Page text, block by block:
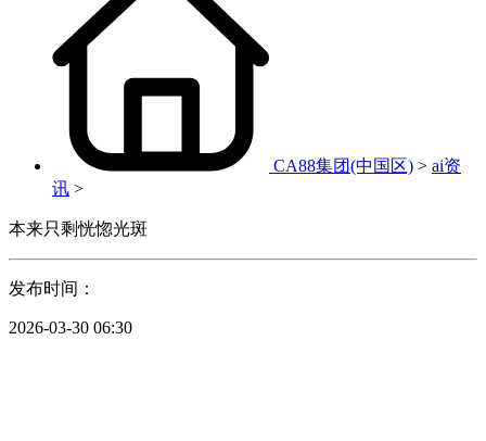
CA88集团(中国区) > ai资
讯 >
本来只剩恍惚光斑
发布时间：
2026-03-30 06:30